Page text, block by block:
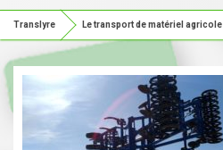
Translyre Le transport de matériel agricole